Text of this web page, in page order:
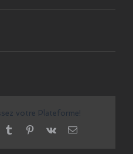
votre Plateforme!
tumblr pinterest
vk Email